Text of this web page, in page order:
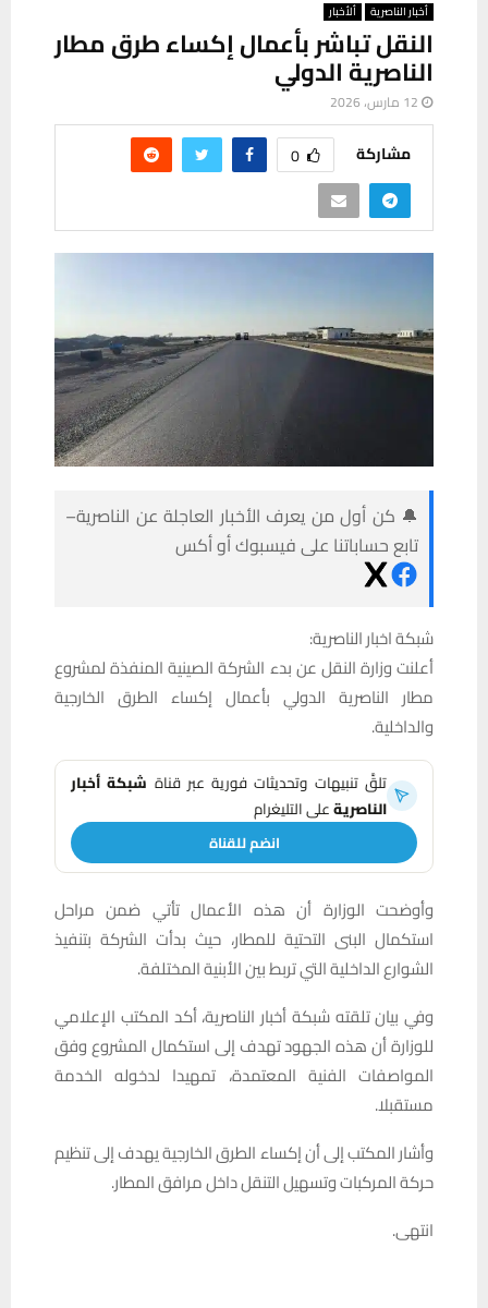
أخبار الناصرية ألأخبار
النقل تباشر بأعمال إكساء طرق مطار
الناصرية الدولي
12 مارس، 2026
مشاركة 0
🔔 كن أول من يعرف الأخبار العاجلة عن الناصرية–
تابع حساباتنا على فيسبوك أو أكس
شبكة اخبار الناصرية:
أعلنت وزارة النقل عن بدء الشركة الصينية المنفذة لمشروع
مطار الناصرية الدولي بأعمال إكساء الطرق الخارجية
والداخلية.
تلقَّ تنبيهات وتحديثات فورية عبر قناة شبكة أخبار
الناصريةعلى التليغرام
انضم للقناة
وأوضحت الوزارة أن هذه الأعمال تأتي ضمن مراحل
استكمال البنى التحتية للمطار، حيث بدأت الشركة بتنفيذ
الشوارع الداخلية التي تربط بين الأبنية المختلفة.
وفي بيان تلقته شبكة أخبار الناصرية، أكد المكتب الإعلامي
للوزارة أن هذه الجهود تهدف إلى استكمال المشروع وفق
المواصفات الفنية المعتمدة، تمهيدا لدخوله الخدمة
مستقبلا.
وأشار المكتب إلى أن إكساء الطرق الخارجية يهدف إلى تنظيم
حركة المركبات وتسهيل التنقل داخل مرافق المطار.
انتهى.